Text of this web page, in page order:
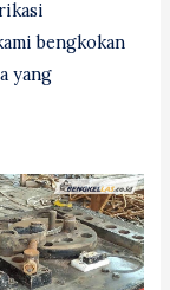
bengkokan
yang